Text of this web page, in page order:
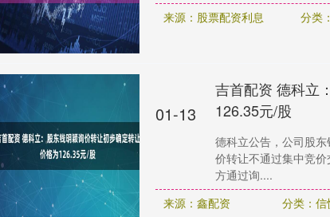
来源：股票配资利息
分类
01-13
吉首配资 德科立
126.35元/股
德科立公告，公司股
价转让不通过集中竞
方通过询....
来源：鑫配资
分类：信